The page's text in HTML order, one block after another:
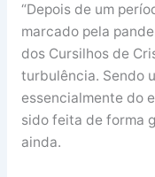
“Depois de um
marcado pela
dos Cursilhos de
turbulência. Sendo
essencialmente do
sido feita de forma
ainda.